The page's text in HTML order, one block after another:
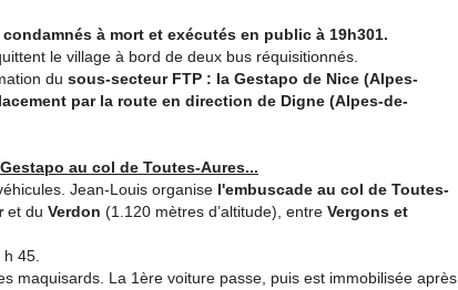
à mort et exécutés en public à 19h301.
le village à bord de deux bus réquisitionnés.
du sous-secteur FTP : la Gestapo de Nice (Alpes-
par la route en direction de Digne (Alpes-de-
au col de Toutes-Aures...
Jean-Louis organise l'embuscade au col de Toutes-
et du Verdon (1.120 mètres d’altitude), entre Vergons et
45.
maquisards. La 1ère voiture passe, puis est immobilisée après